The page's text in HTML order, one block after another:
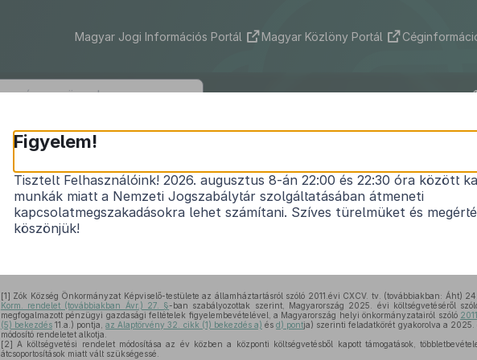
Magyar Jogi Információs Portál Magyar Közlöny Portál
Zók Községi Önkormányzat Képviselő-
az Önkormányzat 2025. évi költségvetéséről szóló1/2025.(II.5.)
[1] Zók Község Önkormányzat Képviselő-testülete az államháztartásról szóló 2011.évi CXCV. tv. (továbbiakban: Áht)
Korm. rendelet (továbbiakban Ávr.) 27. §-ban szabályozottak szerint, Magyarország 2025. évi költségvetéséről
megfogalmazott pénzügyi gazdasági feltételek figyelembevételével, a Magyarország helyi önkormányzatairól szóló
(5) bekezdés11.a.) pontja,az Alaptörvény 32. cikk (1) bekezdés a) ésd) pontja) szerinti feladatkörét gyakorolva a 2025.
módosító rendeletet alkotja.
[2] A költségvetési rendelet módosítása az év közben a központi költségvetésből kapott támogatások,
átcsoportosítások miatt vált szükségessé.
Figyelem!
Tisztelt Felhasználóink! 2026. augusztus 8-án 22:00 és 22:30 óra között
munkák miatt a Nemzeti Jogszabálytár szolgáltatásában átmeneti
kapcsolatmegszakadásokra lehet számítani. Szíves türelmüket és
köszönjük!